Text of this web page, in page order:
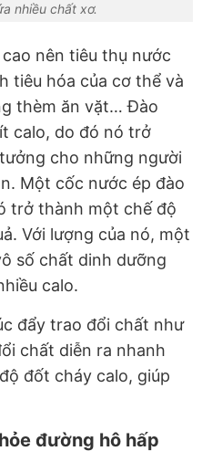
nhiều chất xơ.
nên tiêu thụ nước
tiêu hóa của cơ thể và
thèm ăn vặt… Đào
calo, do đó nó trở
cho những người
Một cốc nước ép đào
trở thành một chế độ
Với lượng của nó, một
số chất dinh dưỡng
calo.
đẩy trao đổi chất như
chất diễn ra nhanh
đốt cháy calo, giúp
đường hô hấp